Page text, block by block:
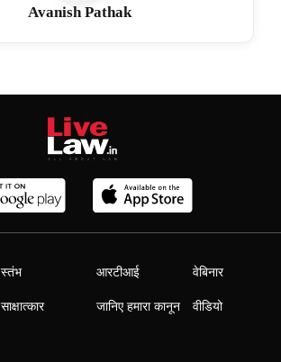
Avanish Pathak
स्तंभ
साक्षात्कार
आरटीआई
जानिए हमारा कानून
वेबिनार
वीडियो